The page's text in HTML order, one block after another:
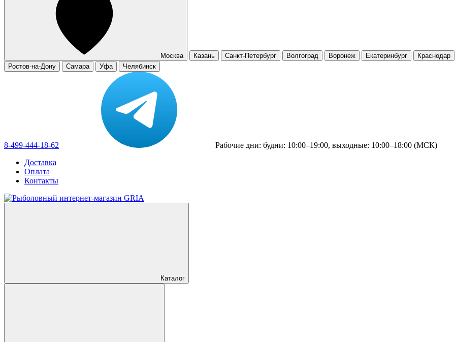
Москва Казань Санкт-Петербург Волгоград Воронеж Екатеринбург Краснодар
Ростов-на-Дону
Самара Уфа Челябинск
8-499-444-18-62
Рабочие дни: будни: 10:00–19:00, выходные: 10:00–18:00 (МСК)
Доставка
Оплата
Контакты
Каталог